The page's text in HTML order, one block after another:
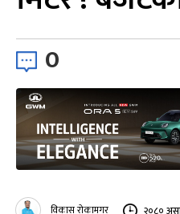
0
विकास रोकामगर २०८०